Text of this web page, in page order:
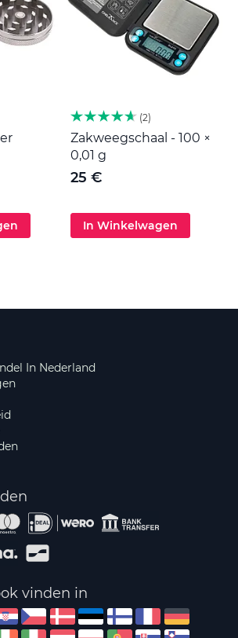
2
Zakweegschaal - 100 ×
0,01 g
25 €
In Winkelwagen
In Nederland
vinden in